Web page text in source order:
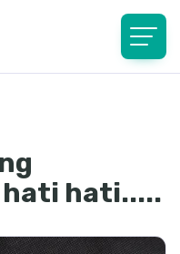
hati hati.....